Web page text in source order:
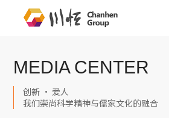
MEDIA CENTER
创新 · 爱人
我们崇尚科学精神与儒家文化的融合